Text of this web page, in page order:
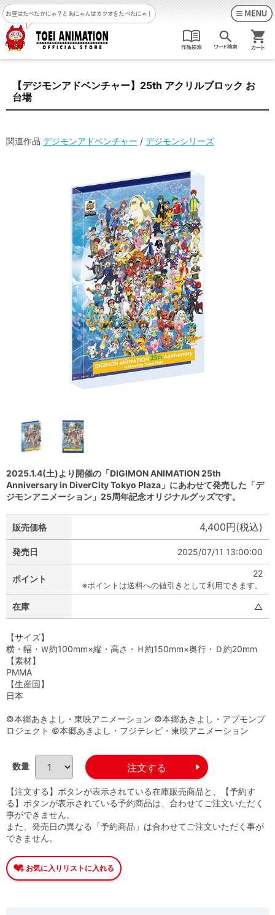
お昼はたべたかにゃ？ とあにゃんはカツオをたべたにゃ！
【デジモンアドベンチャー】25th アクリルブロック お
台場
関連作品 デジモンアドベンチャー / デジモンシリーズ
2025.1.4(土)より開催の「DIGIMON ANIMATION 25th
Anniversary in DiverCity Tokyo Plaza」にあわせて発売した「デ
ジモンアニメーション」25周年記念オリジナルグッズです。
販売価格 4,400円(税込)
発売日 2025/07/11 13:00:00
ポイント
22
※ポイントは送料への値引きとして利用できます。
在庫 △
【サイズ】
横・幅・Ｗ約100mm×縦・高さ・Ｈ約150mm×奥行・Ｄ約20mm
【素材】
PMMA
【生産国】
日本
©本郷あきよし・東映アニメーション ©本郷あきよし・アプモンプ
ロジェクト ©本郷あきよし・フジテレビ・東映アニメーション
数量
【注文する】ボタンが表示されている在庫販売商品と、【予約す
る】ボタンが表示されている予約商品は、合わせてご注文いただく
事ができません。
また、発売日の異なる「予約商品」は合わせてご注文いただく事が
できません。